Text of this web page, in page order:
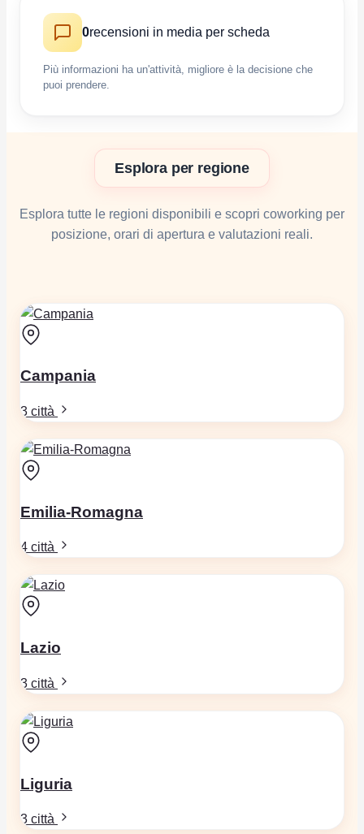
0recensioni in media per scheda
Più informazioni ha un'attività, migliore è la decisione che
puoi prendere.
Esplora per regione
Esplora tutte le regioni disponibili e scopri coworking per
posizione, orari di apertura e valutazioni reali.
Campania
3 città
Emilia-Romagna
4 città
Lazio
3 città
Liguria
3 città